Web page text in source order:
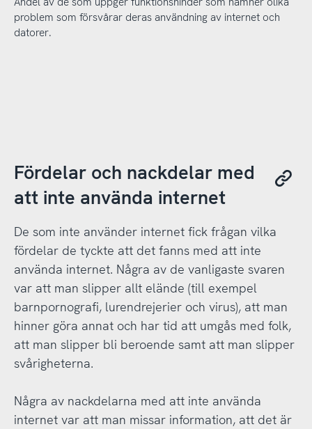
problem som försvårar deras användning av internet och
datorer.
Fördelar och nackdelar med
att inte använda internet
De som inte använder internet fick frågan vilka
fördelar de tyckte att det fanns med att inte
använda internet. Några av de vanligaste svaren
var att man slipper allt elände (till exempel
barnpornografi, lurendrejerier och virus), att man
hinner göra annat och har tid att umgås med folk,
att man slipper bli beroende samt att man slipper
svårigheterna.
Några av nackdelarna med att inte använda
internet var att man missar information, att det är